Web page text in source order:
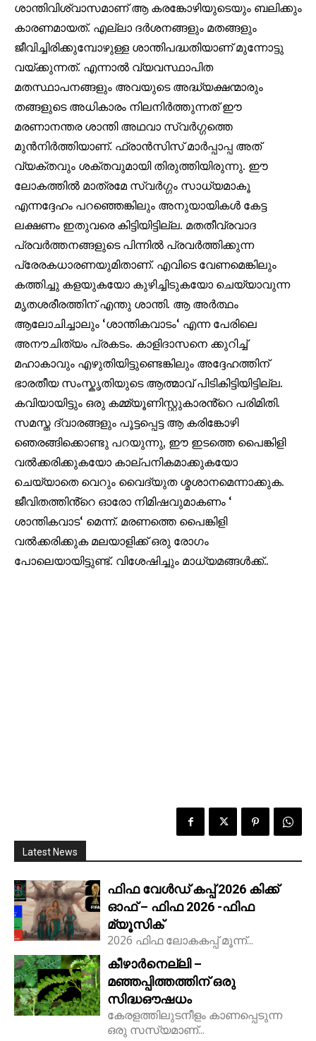
32,111
Followers Followers
ശാന്തിവിശ്വാസമാണ് ആ കരങ്കോഴിയുടെയും ബലിക്കും
കാരണമായത്. എല്ലാ ദർശനങ്ങളും മതങ്ങളും
ജീവിച്ചിരിക്കുമ്പോഴുള്ള ശാന്തിപദ്ധതിയാണ് മുന്നോട്ടു
വയ്ക്കുന്നത്. എന്നാൽ വ്യവസ്ഥാപിത
മതസ്ഥാപനങ്ങളും അവയുടെ അദ്ധ്യക്ഷന്മാരും
തങ്ങളുടെ അധികാരം നിലനിർത്തുന്നത് ഈ
മരണാനന്തര ശാന്തി അഥവാ സ്വർഗ്ഗത്തെ
മുൻനിർത്തിയാണ്. ഫ്രാൻസിസ് മാർപ്പാപ്പ അത്
വ്യക്തവും ശക്തവുമായി തിരുത്തിയിരുന്നു. ഈ
ലോകത്തിൽ മാത്രമേ സ്വർഗ്ഗം സാധ്യമാകൂ
എന്നദ്ദേഹം പറഞ്ഞെങ്കിലും അനുയായികൾ കേട്ട
ലക്ഷണം ഇതുവരെ കിട്ടിയിട്ടില്ല. മതതീവ്രവാദ
പ്രവർത്തനങ്ങളുടെ പിന്നിൽ പ്രവർത്തിക്കുന്ന
പ്രേരകധാരണയുമിതാണ്. എവിടെ വേണമെങ്കിലും
കത്തിച്ചു കളയുകയോ കുഴിച്ചിടുകയോ ചെയ്യാവുന്ന
മൃതശരീരത്തിന് എന്തു ശാന്തി. ആ അർത്ഥം
ആലോചിച്ചാലും ‘ശാന്തികവാടം‘ എന്ന പേരിലെ
അനൗചിത്യം പ്രകടം. കാളിദാസനെ ക്കുറിച്ച്
മഹാകാവും എഴുതിയിട്ടുണ്ടെങ്കിലും അദ്ദേഹത്തിന്
ഭാരതീയ സംസ്കൃതിയുടെ ആത്മാവ് പിടികിട്ടിയിട്ടില്ല.
കവിയായിട്ടും ഒരു കമ്മ്യൂണിസ്റ്റുകാരൻ്റെ പരിമിതി.
സമസ്ത ദ്വാരങ്ങളും പൂട്ടപ്പെട്ട ആ കരിങ്കോഴി
ഞെരങ്ങിക്കൊണ്ടു പറയുന്നു, ഈ ഇടത്തെ പൈങ്കിളി
വൽക്കരിക്കുകയോ കാല്പനികമാക്കുകയോ
ചെയ്യാതെ വെറും വൈദ്യുത ശ്മശാനമെന്നാക്കുക.
ജീവിതത്തിൻ്റെ ഓരോ നിമിഷവുമാകണം ‘
ശാന്തികവാട‘ മെന്ന്. മരണത്തെ പൈങ്കിളി
വൽക്കരിക്കുക മലയാളിക്ക് ഒരു രോഗം
പോലെയായിട്ടുണ്ട്. വിശേഷിച്ചും മാധ്യമങ്ങൾക്ക്..
Latest News
ഫിഫ വേൾഡ് കപ്പ് 2026 കിക്ക്‌
ഓഫ് – ഫിഫ 2026 -ഫിഫ
മ്യൂസിക്
2026 ഫിഫ ലോകകപ്പ് മൂന്ന്...
കീഴാർനെല്ലി –
മഞ്ഞപ്പിത്തത്തിന് ഒരു
സിദ്ധഔഷധം
കേരളത്തിലുടനീളം കാണപ്പെടുന്ന
ഒരു സസ്യമാണ്...